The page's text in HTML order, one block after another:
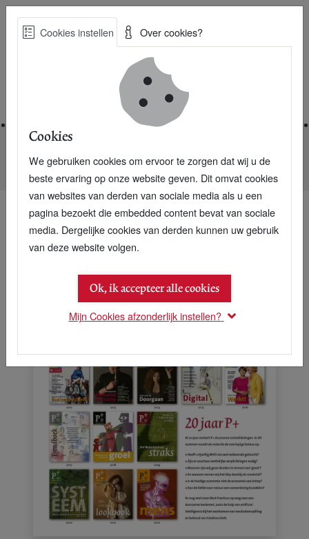
Skip
Best Practices voor een duurzame toekomst
Nieuwsarchief
Cookies instellen Over cookies?
Cookies
We gebruiken cookies om ervoor te zorgen dat wij u de
beste ervaring op onze website geven. Dit omvat cookies
van websites van derden van sociale media als u een
pagina bezoekt die embedded content bevat van sociale
media. Dergelijke cookies van derden kunnen uw gebruik
van deze website volgen.
Ok, ik accepteer alle cookies
Mijn Cookies afzonderlijk instellen?